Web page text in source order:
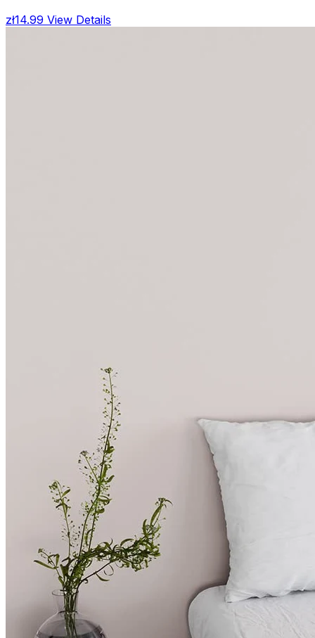
zł14.99 View Details